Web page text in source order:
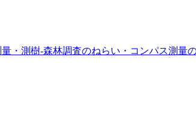
・測樹-森林調査のねらい・コンパス測